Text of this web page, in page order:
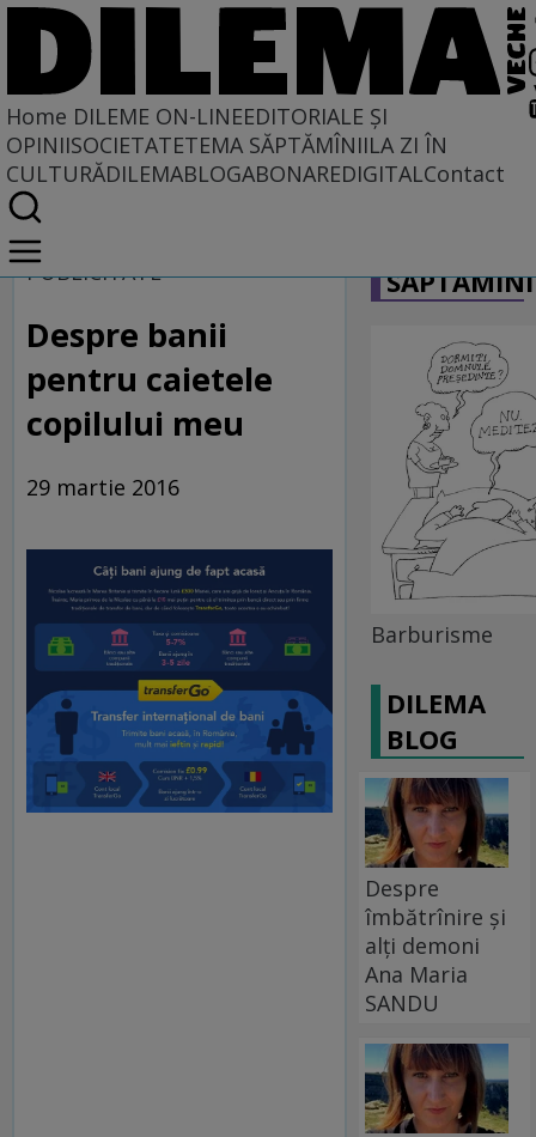
Home DILEME ON-LINEEDITORIALE ȘI
OPINIISOCIETATETEMA SĂPTĂMÎNIILA ZI ÎN
CULTURĂDILEMABLOGABONAREDIGITALContact
Home
Dileme on-line
PUBLICITATE
Despre banii
pentru caietele
copilului meu
29 martie 2016
Barburisme
DILEMA
BLOG
Despre
îmbătrînire și
alți demoni
Ana Maria
SANDU